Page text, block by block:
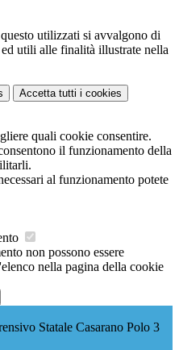
utilizzati si avvalgono di
utili alle finalità illustrate nella
Accetta tutti i cookies
quali cookie consentire.
il funzionamento della
al funzionamento potete
non possono essere
nella pagina della cookie
Statale Casarano Polo 3